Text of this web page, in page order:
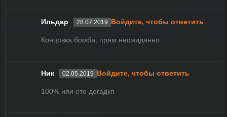
Ильдар 28.07.2019 Войдите, чтобы ответить
Концовка бомба, прям неожиданно.
Ник 02.05.2019 Войдите, чтобы ответить
100% или ето догадкп